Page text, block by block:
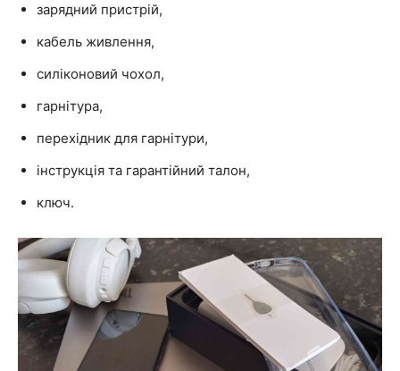
зарядний пристрій,
кабель живлення,
силіконовий чохол,
гарнітура,
перехідник для гарнітури,
інструкція та гарантійний талон,
ключ.